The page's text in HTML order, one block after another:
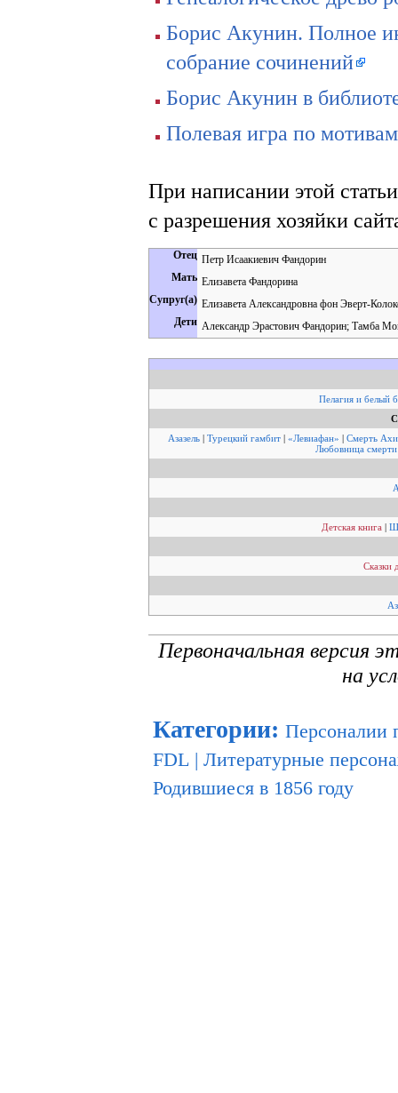
Борис Акунин. Полное
собрание сочинений
Борис Акунин в
Полевая игра по
При написании этой
с разрешения хозяйки
Отец Петр Исаакиевич Фандорин
Мать Елизавета Фандорина
Супруг(а) Елизавета Александровна фон Эверт-
Дети Александр Эрастович Фандорин; Тамба
Пелагия и белый
Азазель| Турецкий гамбит| «Левиафан» | Смерть
Любовница смерти
Детская книга |
Сказки
Первоначальная версия
на
Категории: Персоналии
FDL | Литературные
Родившиеся в 1856 году